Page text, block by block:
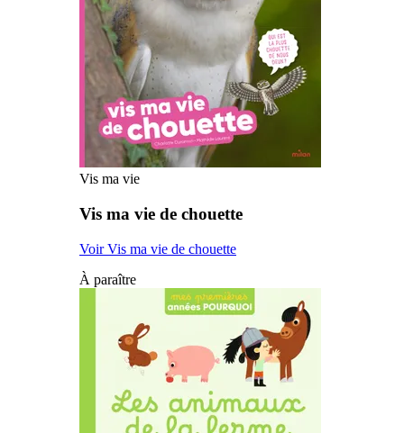
Vis ma vie
Vis ma vie de chouette
Voir Vis ma vie de chouette
À paraître